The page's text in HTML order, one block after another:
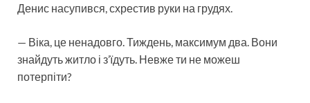
Денис насупився, схрестив руки на грудях.
— Віка, це ненадовго. Тиждень, максимум два. Вони
знайдуть житло і з’їдуть. Невже ти не можеш
потерпіти?